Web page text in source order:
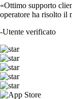
«Ottimo supporto
operatore ha risolto il
-Utente verificato